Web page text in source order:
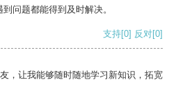
问题都能得到及时解决。
支持[0] 反对[0]
，让我能够随时随地学习新知识，拓宽